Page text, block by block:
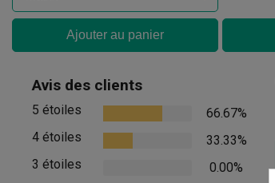
Ajouter au panier
Avis des clients
5 étoiles
66.67%
4 étoiles
33.33%
3 étoiles
0.00%